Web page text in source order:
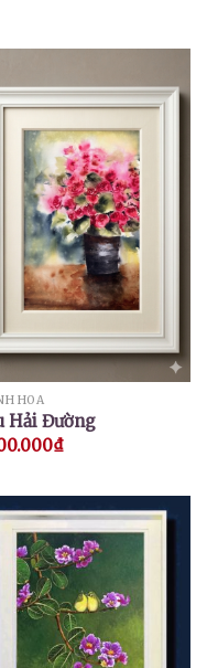
HOA
Hải Đường
₫